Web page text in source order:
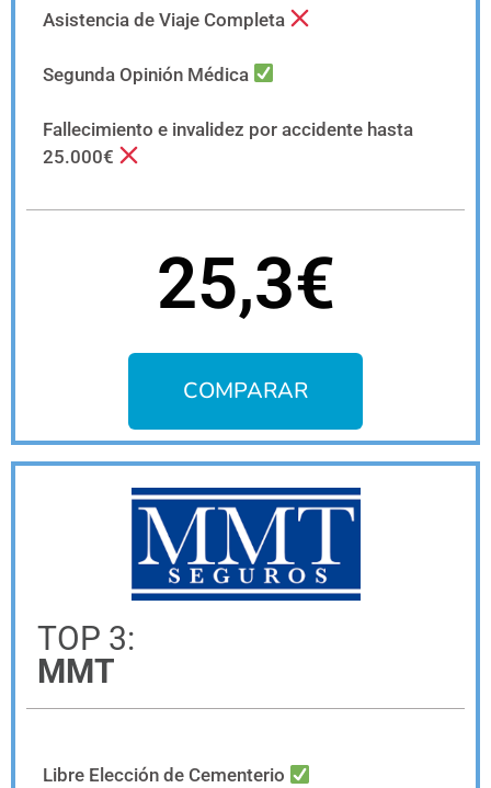
Asistencia de Viaje Completa
Segunda Opinión Médica
Fallecimiento e invalidez por accidente hasta
25.000€
25,3€
COMPARAR
TOP 3:
MMT
Libre Elección de Cementerio